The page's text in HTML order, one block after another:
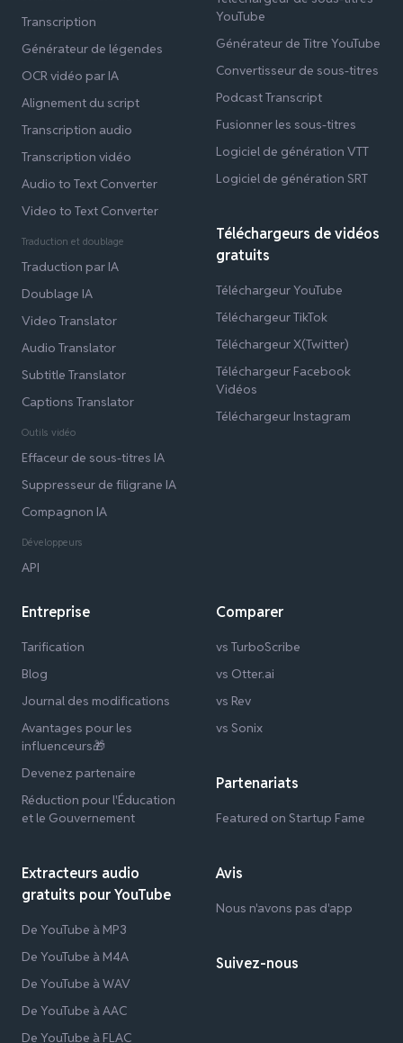
Transcription
Générateur de légendes
OCR vidéo par IA
Alignement du script
Transcription audio
Transcription vidéo
Audio to Text Converter
Video to Text Converter
Traduction et doublage
Traduction par IA
Doublage IA
Video Translator
Audio Translator
Subtitle Translator
Captions Translator
Outils vidéo
Effaceur de sous-titres IA
Suppresseur de filigrane IA
Compagnon IA
Développeurs
API
YouTube
Générateur de Titre YouTube
Convertisseur de sous-titres
Podcast Transcript
Fusionner les sous-titres
Logiciel de génération VTT
Logiciel de génération SRT
Téléchargeurs de vidéos
gratuits
Téléchargeur YouTube
Téléchargeur TikTok
Téléchargeur X(Twitter)
Téléchargeur Facebook
Vidéos
Téléchargeur Instagram
Entreprise
Tarification
Blog
Journal des modifications
Avantages pour les
influenceurs🎁
Devenez partenaire
Réduction pour l'Éducation
et le Gouvernement
Extracteurs audio
gratuits pour YouTube
De YouTube à MP3
De YouTube à M4A
De YouTube à WAV
De YouTube à AAC
De YouTube à FLAC
Comparer
vs TurboScribe
vs Otter.ai
vs Rev
vs Sonix
Partenariats
Featured on Startup Fame
Avis
Nous n'avons pas d'app
Suivez-nous